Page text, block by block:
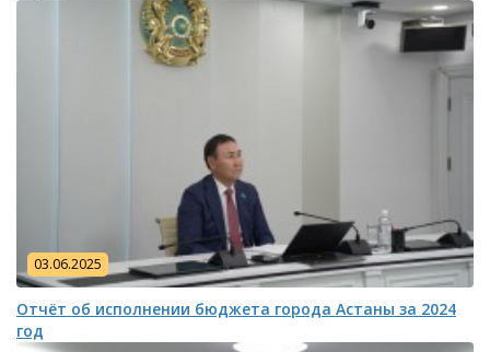
03.06.2025
Отчёт об исполнении бюджета города Астаны за 2024
год